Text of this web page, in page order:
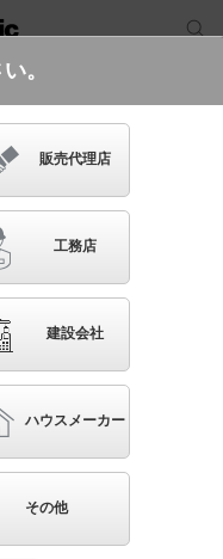
LE2
色） グラウンドビ
角タイプ 防雨型・重
ロゲン灯Sタイプ
ン灯Sタイプ1000形
。
販売代理店
工務店
建設会社
ハウスメーカー
その他